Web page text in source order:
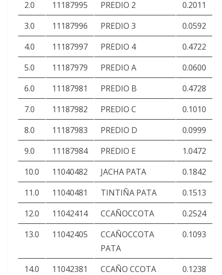
2.0
11187995 PREDIO 2
0.2011
3.0
11187996 PREDIO 3
0.0592
4.0
11187997 PREDIO 4
0.4722
5.0
11187979 PREDIO A
0.0600
6.0
11187981 PREDIO B
0.4728
7.0
11187982 PREDIO C
0.1010
8.0
11187983 PREDIO D
0.0999
9.0
11187984 PREDIO E
1.0472
10.0
11040482 JACHA PATA
0.1842
11.0
11040481 TINTIÑA PATA
0.1513
12.0
11042414 CCAÑOCCOTA
0.2524
13.0
11042405
CCAÑOCCOTA
PATA
0.1093
14.0 11042381
CCAÑO CCOTA
0.1238